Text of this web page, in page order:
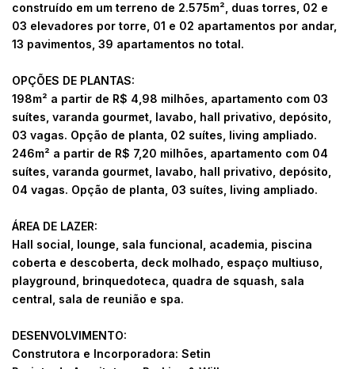
construído em um terreno de 2.575m², duas torres, 02 e
03 elevadores por torre, 01 e 02 apartamentos por andar,
13 pavimentos, 39 apartamentos no total.
OPÇÕES DE PLANTAS:
198m² a partir de R$ 4,98 milhões, apartamento com 03
suítes, varanda gourmet, lavabo, hall privativo, depósito,
03 vagas. Opção de planta, 02 suítes, living ampliado.
246m² a partir de R$ 7,20 milhões, apartamento com 04
suítes, varanda gourmet, lavabo, hall privativo, depósito,
04 vagas. Opção de planta, 03 suítes, living ampliado.
ÁREA DE LAZER:
Hall social, lounge, sala funcional, academia, piscina
coberta e descoberta, deck molhado, espaço multiuso,
playground, brinquedoteca, quadra de squash, sala
central, sala de reunião e spa.
DESENVOLVIMENTO:
Construtora e Incorporadora: Setin